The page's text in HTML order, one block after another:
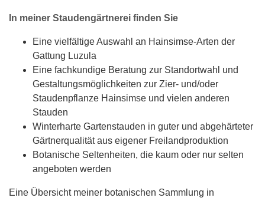
In meiner Staudengärtnerei finden Sie
Eine vielfältige Auswahl an Hainsimse-Arten der
Gattung Luzula
Eine fachkundige Beratung zur Standortwahl und
Gestaltungsmöglichkeiten zur Zier- und/oder
Staudenpflanze Hainsimse und vielen anderen
Stauden
Winterharte Gartenstauden in guter und abgehärteter
Gärtnerqualität aus eigener Freilandproduktion
Botanische Seltenheiten, die kaum oder nur selten
angeboten werden
Eine Übersicht meiner botanischen Sammlung in